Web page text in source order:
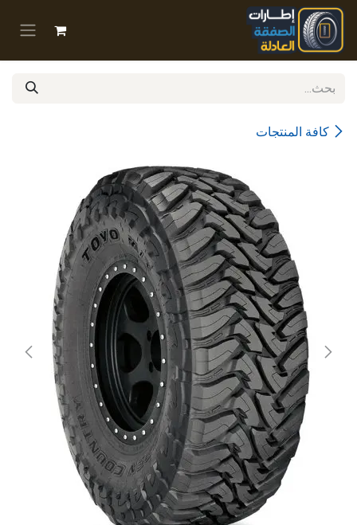
تخطي للذهاب إلى المحتوى
كافة المنتجات